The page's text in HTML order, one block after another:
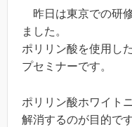
昨日は東京での研
ました。
ポリリン酸を使用し
プセミナーです。
ポリリン酸ホワイト
解消するのが目的です